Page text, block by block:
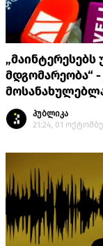
მდგომარეობა“
პუბლიკა
21:24, 01